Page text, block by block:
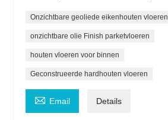
Onzichtbare geoliede eikenhouten vloeren
onzichtbare olie Finish parketvloeren
houten vloeren voor binnen
Geconstrueerde hardhouten vloeren
 Email Details